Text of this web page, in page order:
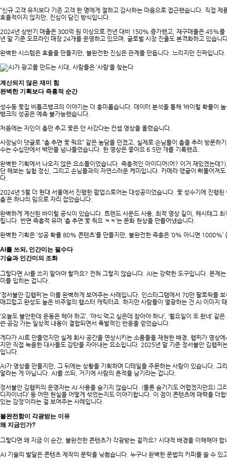
“신규 고객 유치보다 기존 고객 한 명에게 절하고 감사하는 마음으로 접근했습니다. 직접 제
효율적이지 않지만, 진심이 담긴 방식입니다.
2024년 상반기 매출은 300억 원 이상으로 전년 대비 150% 증가했고, 재구매율은 45%
년 말 기준 오프라인 매장 24개를 운영하고 있으며, 글로벌 시장 진출도 본격화하고 있습니
완벽한 시스템은 효율을 만들지만, 불완전한 진심은 관계를 만듭니다. 느리지만 진짜입니다.
계산되지 않은 재미 힘
완벽한 기획보다 즉흥적 순간
성수동 꽃집 비틀즈뱅크의 이야기는 더 흥미롭습니다. 데이터 분석을 통해 ‘바이럴 확률이
뱅크의 성공은 예측 불가능했습니다.
처음에는 지인이 춤만 추고 꽃은 안 사갔다는 컨셉 영상을 올렸습니다.
사장님이 댓글로 “춤 추면 꽃 줘요” 같은 농담을 던졌고, 실제로 손님들이 춤을 추러 방문하
수는 수십만에서 백만을 넘나들었습니다. 한 영상은 좋아요 6.5만 개를 기록했죠.
완벽한 기획에서 나오지 않은 요소들이었습니다. 즉흥적인 아이디어(어? 이거 재밌겠는데
단 해보는 실험 정신, 그리고 손님들과의 자연스러운 케미입니다. 카메라 앵글이 삐뚤어져
다.
2024년 5월 더 현대 서울에서 진행한 팝업스토어는 대성공이었습니다. 꽃 성수기에 진행
춤’은 하나의 밈으로 자리 잡았습니다.
완벽하게 계산된 바이럴 공식이 있습니다. 트렌드 사운드 사용, 최적 영상 길이, 해시태그
립니다. 반면 즉흥적 유머 ‘춤 추면 꽃 줘요 ㅋㅋ’는 문화 현상을 만들어냈습니다.
완벽한 기획은 ‘성공 확률 80% 콘텐츠’를 만들지만, 불완전한 즉흥은 ‘0% 아니면
AI를 쓰되, 인간미는 필수다
기술과 인간미의 조화
그렇다면 AI를 쓰지 말아야 할까요? 전혀 그렇지 않습니다. AI는 강력한 도구입니다. 문제
미를 입히는 겁니다.
‘정서불안 김햄찌’는 이를 완벽하게 보여주는 사례입니다. 인스타그램에서 70만 팔로워를
매끄럽고 완성도 높은 비주얼의 햄스터 캐릭터죠. 하지만 사람들이 열광하는 건 AI 이미지
‘오늘도 불안한데 운동은 해야 하고’, ‘야식 먹고 싶은데 참아야 하나’, ‘월요일이 또 왔네’
쓴 공감 가는 일상적 내용이 결합되면서 폭발적인 반응을 얻었습니다.
게다가 AI로 만들었지만 실제 회사 공간을 연상시키는 소품들을 재현한 배경, 햄찌가 영상
지만 직접 녹음한 대사들도 감탄을 자아내는 요소입니다. 2025년 말 기준 정서불안 김햄
입니다.
AI가 영상을 만들지만, 그 뒤에는 상황을 기획하며 디테일을 주문하는 사람이 있습니다. 그
말라는 게 아닙니다. AI를 쓰되, 거기에 사람의 흔적을 남기라는 겁니다.
정서불안 김햄찌의 운영자는 AI 사용을 숨기지 않습니다. (물론 숨기기도 어렵겠지만요) 그
디자이너다’ 등 어떤 현실을 어떻게 섞었는지도 이야기합니다. 이 점이 콘텐츠에 매력을 더
있는 감정’이라는 걸 보여주는 사례입니다.
불완전함이 각광받는 이유
왜 지금인가?
그렇다면 왜 지금 이 순간, 불완전한 콘텐츠가 각광받는 걸까요? 시대적 배경을 이해해야 합
AI 기술의 발달은 콘텐츠 제작의 문턱을 낮췄습니다. 누구나 완벽한 문법의 카피를 쓸 수